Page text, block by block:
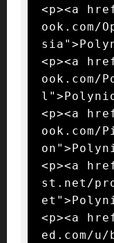
<p><a
ook.com/
<p><a
ook.com/
<p><a
ook.com/
<p><a
st.net/
<p><a
ed.com/u/